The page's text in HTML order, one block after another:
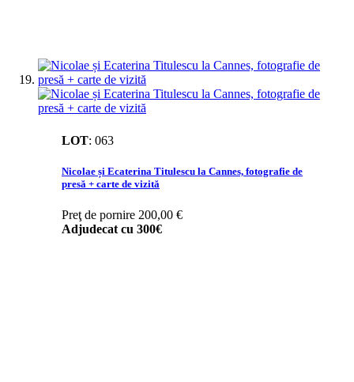
LOT: 063
Nicolae și Ecaterina Titulescu la Cannes, fotografie de
presă + carte de vizită
Preţ de pornire 200,00 €
Adjudecat cu 300€